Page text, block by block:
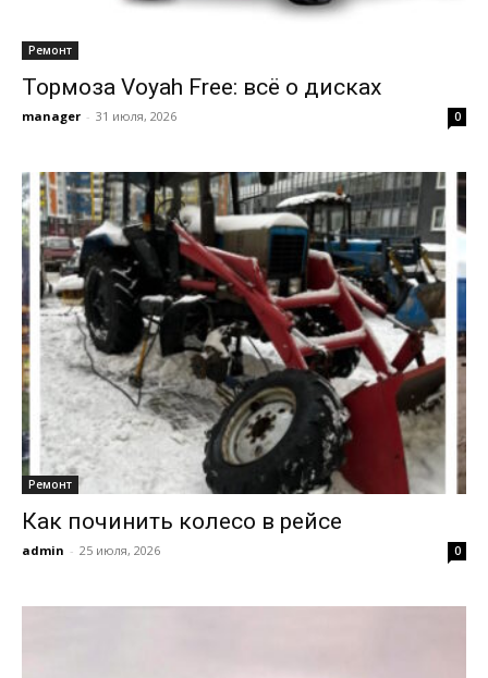
Ремонт
Тормоза Voyah Free: всё о дисках
manager - 31 июля, 2026 0
Ремонт
Как починить колесо в рейсе
admin - 25 июля, 2026 0